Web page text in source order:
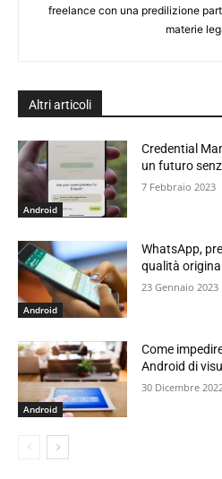
freelance con una predilizione
materie
Altri articoli
Android
Credential
un futuro
7 Febbraio 2023
Android
WhatsApp,
qualità
23 Gennaio 2023
Android
Come
Android di
30 Dicembre